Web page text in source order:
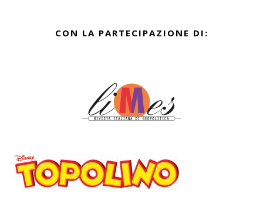
CON LA PARTECIPAZIONE DI: